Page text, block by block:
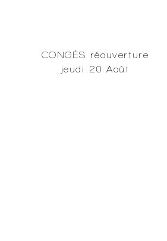
CONGÉS réouverture
jeudi 20 Août